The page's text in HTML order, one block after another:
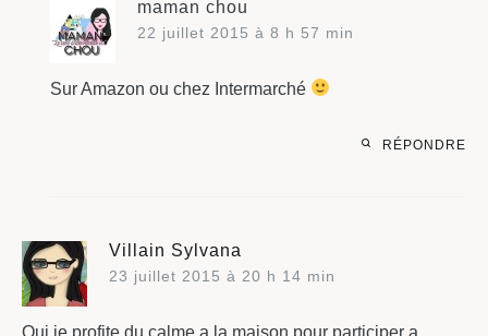
maman chou
22 juillet 2015 à 8 h 57 min
Sur Amazon ou chez Intermarché
RÉPONDRE
Villain Sylvana
23 juillet 2015 à 20 h 14 min
Oui je profite du calme a la maison pour participer a